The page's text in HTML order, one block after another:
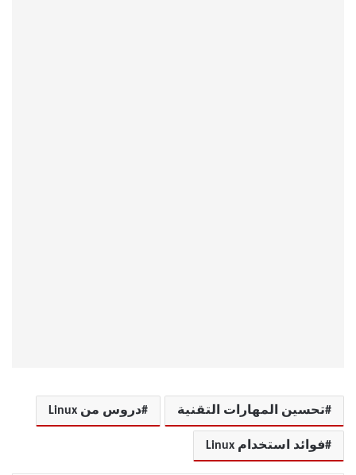
تحسين المهارات التقنية دروس من Linux
فوائد استخدام Linux